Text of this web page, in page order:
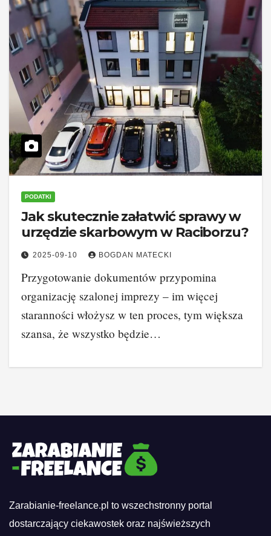
PODATKI
Jak skutecznie załatwić sprawy w
urzędzie skarbowym w Raciborzu?
2025-09-10 BOGDAN MATECKI
Przygotowanie dokumentów przypomina
organizację szalonej imprezy – im więcej
staranności włożysz w ten proces, tym większa
szansa, że wszystko będzie…
Zarabianie-freelance.pl to wszechstronny portal
dostarczający ciekawostek oraz najświeższych